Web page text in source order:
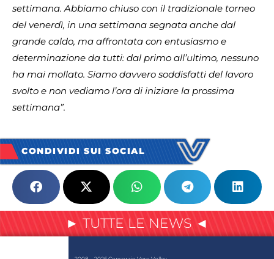
settimana. Abbiamo chiuso con il tradizionale torneo
del venerdì, in una settimana segnata anche dal
grande caldo, ma affrontata con entusiasmo e
determinazione da tutti: dal primo all’ultimo, nessuno
ha mai mollato. Siamo davvero soddisfatti del lavoro
svolto e non vediamo l’ora di iniziare la prossima
settimana”.
CONDIVIDI SUI SOCIAL
► TUTTE LE NEWS ◄